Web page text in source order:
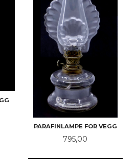
PARAFINLAMPE FOR VEGG
Pris
795,00